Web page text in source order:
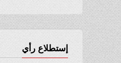
إستطلاع رأي